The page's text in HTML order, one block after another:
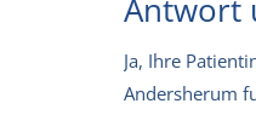
Antwort
Ja, Ihre
Andersherum